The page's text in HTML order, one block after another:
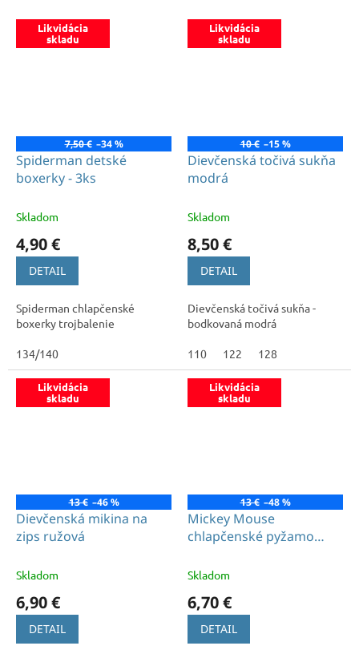
Likvidácia
skladu
7,50 € –34 %
Spiderman detské
boxerky - 3ks
Skladom
4,90 €
DETAIL
Spiderman chlapčenské
boxerky trojbalenie
134/140
Likvidácia
skladu
10 € –15 %
Dievčenská točivá sukňa
modrá
Skladom
8,50 €
DETAIL
Dievčenská točivá sukňa -
bodkovaná modrá
110 122 128
Likvidácia
skladu
13 € –46 %
Dievčenská mikina na
zips ružová
Skladom
6,90 €
DETAIL
Likvidácia
skladu
13 € –48 %
Mickey Mouse
chlapčenské pyžamo
Skladom
6,70 €
DETAIL